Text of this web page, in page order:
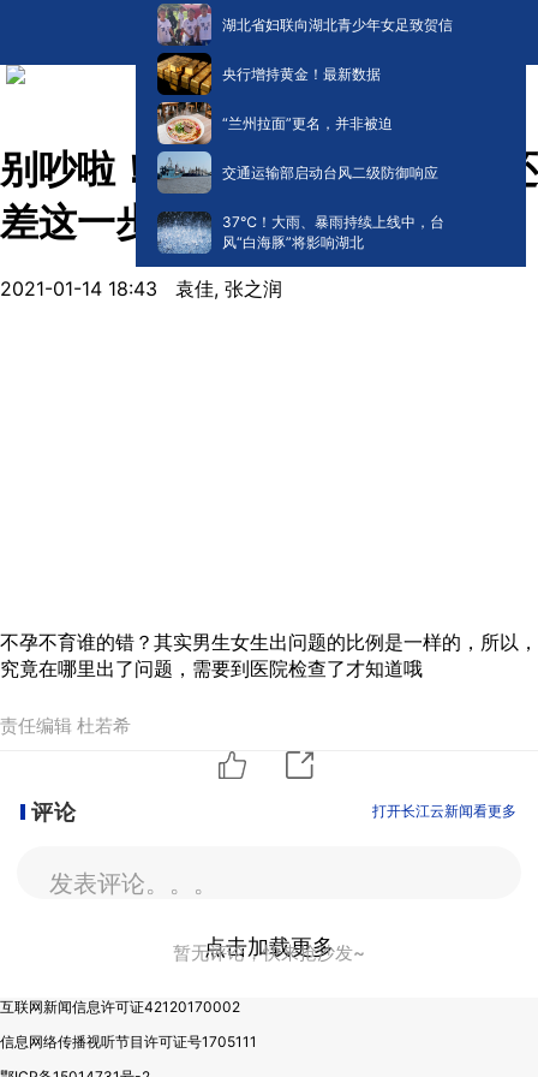
湖北省妇联向湖北青少年女足致贺信
央行增持黄金！最新数据
“兰州拉面”更名，并非被迫
交通运输部启动台风二级防御响应
​37℃！大雨、暴雨持续上线中，台
风“白海豚”将影响湖北
别吵啦！孩子怀不上谁的错？还
差这一步没有做！
2021-01-14 18:43 袁佳, 张之润
不孕不育谁的错？其实男生女生出问题的比例是一样的，所以，
究竟在哪里出了问题，需要到医院检查了才知道哦
责任编辑 杜若希
评论 打开长江云新闻看更多
发表评论。。。
暂无评论，快来抢沙发~
点击加载更多
互联网新闻信息许可证42120170002
信息网络传播视听节目许可证号1705111